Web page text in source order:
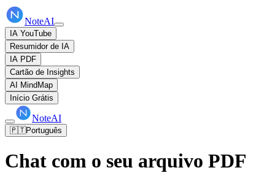
NoteAI
IA YouTube
Resumidor de IA
IA PDF
Cartão de Insights
AI MindMap
Início Grátis
NoteAI
🇵🇹Português
Chat com o seu arquivo PDF